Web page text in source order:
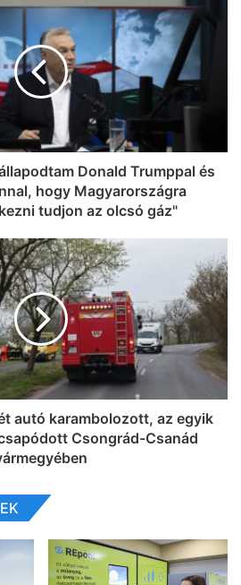
Donald Trumppal és
hogy Magyarországra
tudjon az olcsó gáz"
autó karambolozott, az egyik
Csongrád-Csanád